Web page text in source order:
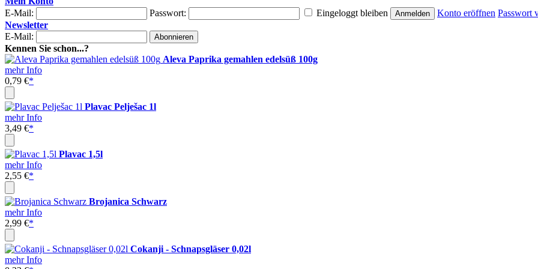
E-Mail:
Passwort: Eingeloggt bleiben Konto eröffnen Passwort
Newsletter
E-Mail:
Kennen Sie schon...?
Aleva Paprika gemahlen edelsüß 100g
mehr Info
0,79 €*
Plavac Pelješac 1l
mehr Info
3,49 €*
Plavac 1,5l
mehr Info
2,55 €*
Brojanica Schwarz
mehr Info
2,99 €*
Cokanji - Schnapsgläser 0,02l
mehr Info